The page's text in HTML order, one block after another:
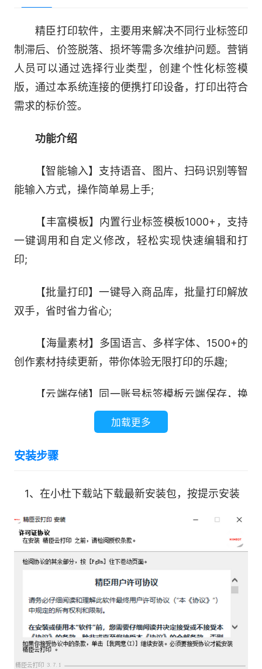
精臣打印软件，主要用来解决不同行业标签印
制滞后、价签脱落、损坏等需多次维护问题。营销
人员可以通过选择行业类型，创建个性化标签模
版，通过本系统连接的便携打印设备，打印出符合
需求的标价签。
功能介绍
【智能输入】支持语音、图片、扫码识别等智
能输入方式，操作简单易上手;
【丰富模板】内置行业标签模板1000+，支持
一键调用和自定义修改，轻松实现快速编辑和打
印;
【批量打印】一键导入商品库，批量打印解放
双手，省时省力省心;
【海量素材】多国语言、多样字体、1500+的
创作素材持续更新，带你体验无限打印的乐趣;
【云端存储】同一账号标签模板云端保存，换
加载更多
安装步骤
1、在小杜下载站下载最新安装包，按提示安装